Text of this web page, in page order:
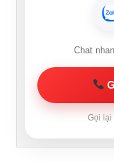
Chat
Gọi lại